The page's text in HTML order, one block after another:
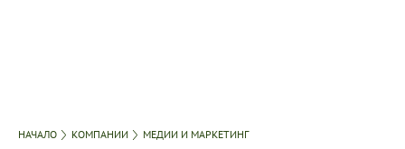
НАЧАЛО КОМПАНИИ МЕДИИ И МАРКЕТИНГ